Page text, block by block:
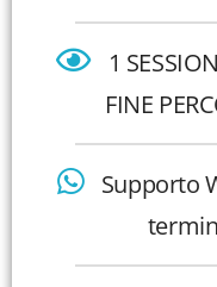
1
FINE
Supporto